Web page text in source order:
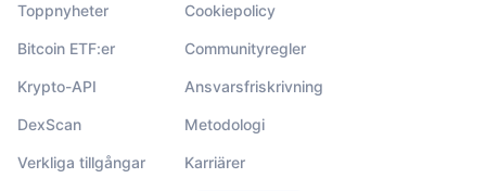
Toppnyheter
Bitcoin ETF:er
Krypto-API
DexScan
Verkliga tillgångar
Cookiepolicy
Communityregler
Ansvarsfriskrivning
Metodologi
Karriärer